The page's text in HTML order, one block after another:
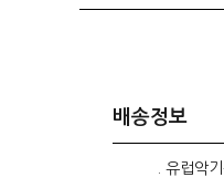
배송정보
. 유럽악